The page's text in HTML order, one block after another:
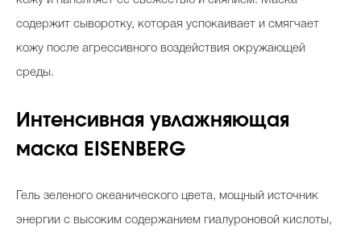
Фотоальбом
Интервью со звездой
Beauty- битвы
содержит сыворотку, которая успокаивает и смягчает
кожу после агрессивного воздействия окружающей
среды.
Интенсивная увлажняющая
маска EISENBERG
Гель зеленого океанического цвета, мощный источник
энергии с высоким содержанием гиалуроновой кислоты,